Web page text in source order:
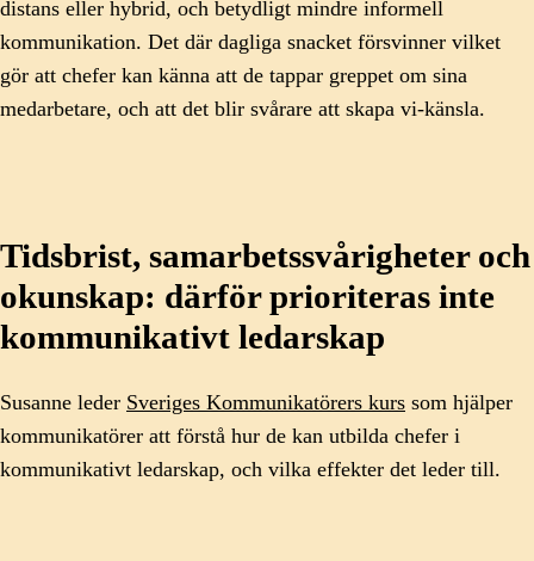
distans eller hybrid, och betydligt mindre informell
kommunikation. Det där dagliga snacket försvinner vilket
gör att chefer kan känna att de tappar greppet om sina
medarbetare, och att det blir svårare att skapa vi-känsla.
Tidsbrist, samarbetssvårigheter och
okunskap: därför prioriteras inte
kommunikativt ledarskap
Susanne leder Sveriges Kommunikatörers kurs som hjälper
kommunikatörer att förstå hur de kan utbilda chefer i
kommunikativt ledarskap, och vilka effekter det leder till.